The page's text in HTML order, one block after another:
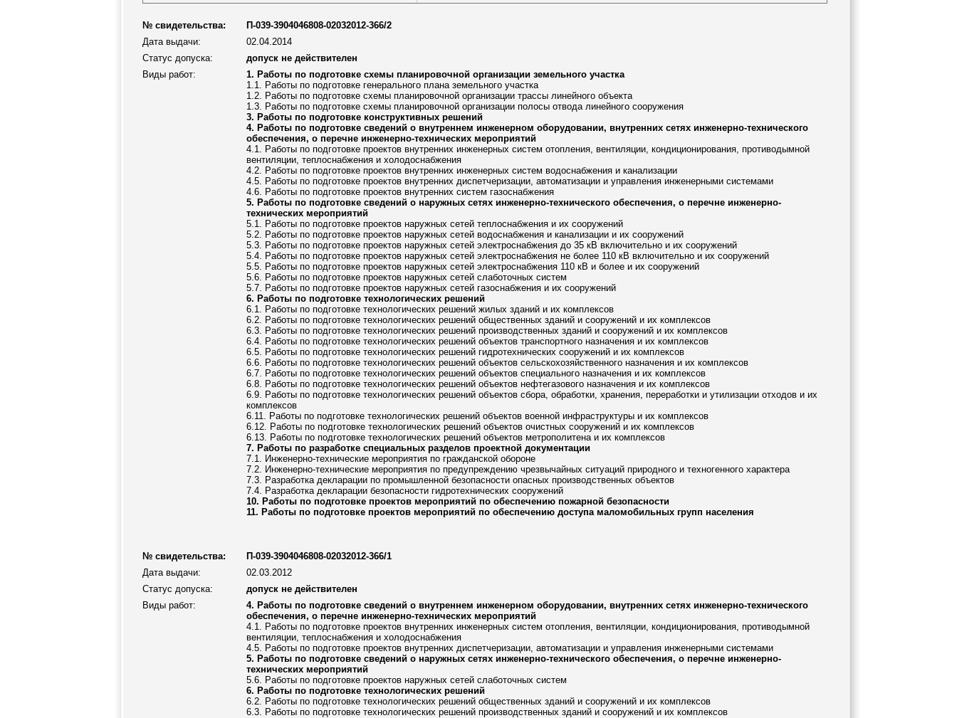
№ свидетельства:
П-039-3904046808-02032012-366/2
Дата выдачи:
02.04.2014
Статус допуска:
допуск не действителен
Виды работ:
1. Работы по подготовке схемы планировочной организации земельного участка
1.1. Работы по подготовке генерального плана земельного участка
1.2. Работы по подготовке схемы планировочной организации трассы линейного объекта
1.3. Работы по подготовке схемы планировочной организации полосы отвода линейного сооружения
3. Работы по подготовке конструктивных решений
4. Работы по подготовке сведений о внутреннем инженерном оборудовании, внутренних сетях инженерно-технического
обеспечения, о перечне инженерно-технических мероприятий
4.1. Работы по подготовке проектов внутренних инженерных систем отопления, вентиляции, кондиционирования, противодымной
вентиляции, теплоснабжения и холодоснабжения
4.2. Работы по подготовке проектов внутренних инженерных систем водоснабжения и канализации
4.5. Работы по подготовке проектов внутренних диспетчеризации, автоматизации и управления инженерными системами
4.6. Работы по подготовке проектов внутренних систем газоснабжения
5. Работы по подготовке сведений о наружных сетях инженерно-технического обеспечения, о перечне инженерно-
технических мероприятий
5.1. Работы по подготовке проектов наружных сетей теплоснабжения и их сооружений
5.2. Работы по подготовке проектов наружных сетей водоснабжения и канализации и их сооружений
5.3. Работы по подготовке проектов наружных сетей электроснабжения до 35 кВ включительно и их сооружений
5.4. Работы по подготовке проектов наружных сетей электроснабжения не более 110 кВ включительно и их сооружений
5.5. Работы по подготовке проектов наружных сетей электроснабжения 110 кВ и более и их сооружений
5.6. Работы по подготовке проектов наружных сетей слаботочных систем
5.7. Работы по подготовке проектов наружных сетей газоснабжения и их сооружений
6. Работы по подготовке технологических решений
6.1. Работы по подготовке технологических решений жилых зданий и их комплексов
6.2. Работы по подготовке технологических решений общественных зданий и сооружений и их комплексов
6.3. Работы по подготовке технологических решений производственных зданий и сооружений и их комплексов
6.4. Работы по подготовке технологических решений объектов транспортного назначения и их комплексов
6.5. Работы по подготовке технологических решений гидротехнических сооружений и их комплексов
6.6. Работы по подготовке технологических решений объектов сельскохозяйственного назначения и их комплексов
6.7. Работы по подготовке технологических решений объектов специального назначения и их комплексов
6.8. Работы по подготовке технологических решений объектов нефтегазового назначения и их комплексов
6.9. Работы по подготовке технологических решений объектов сбора, обработки, хранения, переработки и утилизации отходов и их
комплексов
6.11. Работы по подготовке технологических решений объектов военной инфраструктуры и их комплексов
6.12. Работы по подготовке технологических решений объектов очистных сооружений и их комплексов
6.13. Работы по подготовке технологических решений объектов метрополитена и их комплексов
7. Работы по разработке специальных разделов проектной документации
7.1. Инженерно-технические мероприятия по гражданской обороне
7.2. Инженерно-технические мероприятия по предупреждению чрезвычайных ситуаций природного и техногенного характера
7.3. Разработка декларации по промышленной безопасности опасных производственных объектов
7.4. Разработка декларации безопасности гидротехнических сооружений
10. Работы по подготовке проектов мероприятий по обеспечению пожарной безопасности
11. Работы по подготовке проектов мероприятий по обеспечению доступа маломобильных групп населения
№ свидетельства:
П-039-3904046808-02032012-366/1
Дата выдачи:
02.03.2012
Статус допуска:
допуск не действителен
Виды работ:
4. Работы по подготовке сведений о внутреннем инженерном оборудовании, внутренних сетях инженерно-технического
обеспечения, о перечне инженерно-технических мероприятий
4.1. Работы по подготовке проектов внутренних инженерных систем отопления, вентиляции, кондиционирования, противодымной
вентиляции, теплоснабжения и холодоснабжения
4.5. Работы по подготовке проектов внутренних диспетчеризации, автоматизации и управления инженерными системами
5. Работы по подготовке сведений о наружных сетях инженерно-технического обеспечения, о перечне инженерно-
технических мероприятий
5.6. Работы по подготовке проектов наружных сетей слаботочных систем
6. Работы по подготовке технологических решений
6.2. Работы по подготовке технологических решений общественных зданий и сооружений и их комплексов
6.3. Работы по подготовке технологических решений производственных зданий и сооружений и их комплексов